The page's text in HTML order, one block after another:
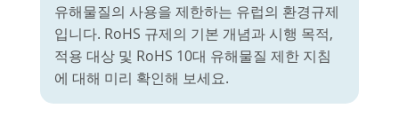
유해물질의 사용을 제한하는 유럽의 환경규제
입니다. RoHS 규제의 기본 개념과 시행 목적,
적용 대상 및 RoHS 10대 유해물질 제한 지침
에 대해 미리 확인해 보세요.